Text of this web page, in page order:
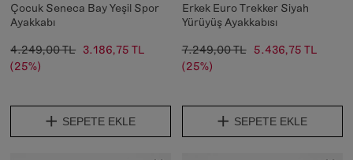
Çocuk Seneca Bay Yeşil Spor
Ayakkabı
4.249,00 TL 3.186,75 TL
(25%)
SEPETE EKLE
Erkek Euro Trekker Siyah
Yürüyüş Ayakkabısı
7.249,00 TL
5.436,75 TL
(25%)
SEPETE EKLE